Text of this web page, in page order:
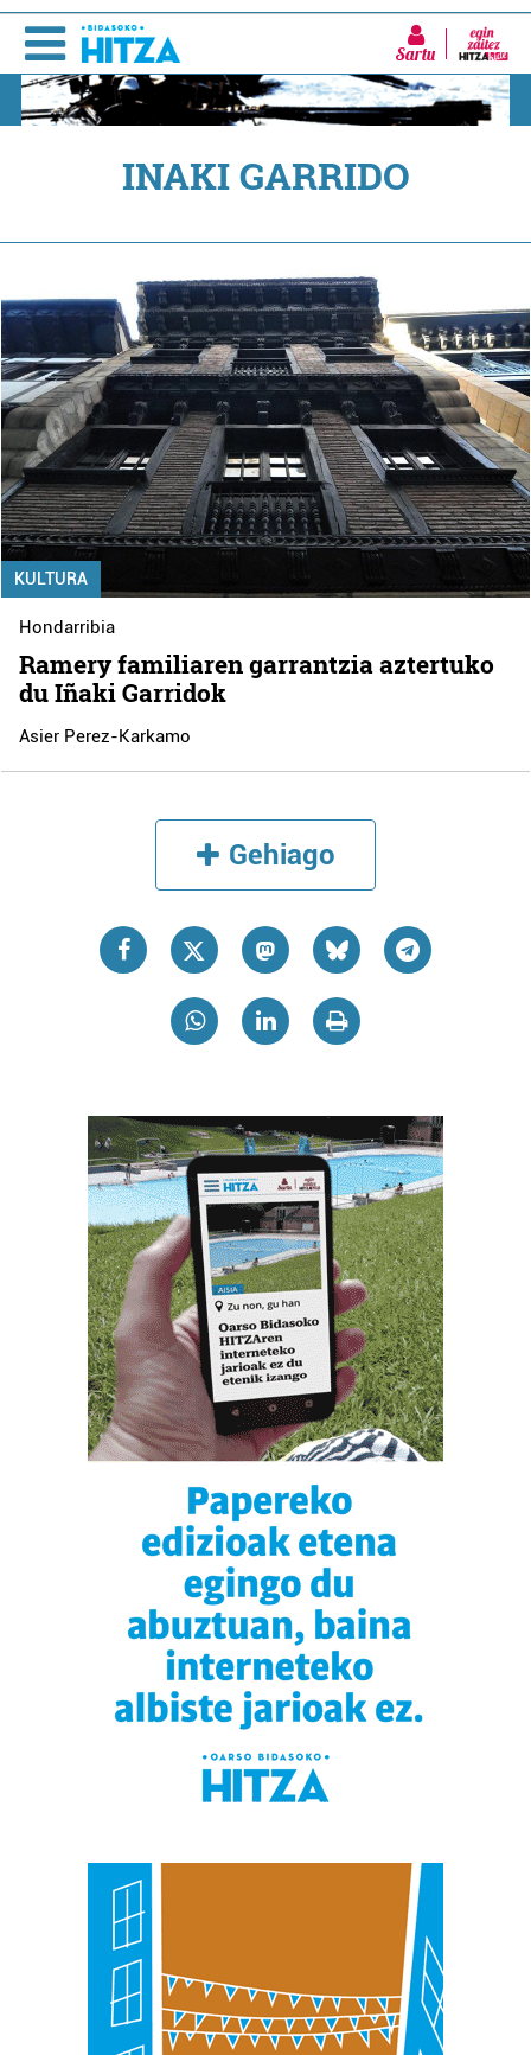
Sartu
INAKI GARRIDO
KULTURA
Hondarribia
Ramery familiaren garrantzia aztertuko
du Iñaki Garridok
Asier Perez-Karkamo
Gehiago